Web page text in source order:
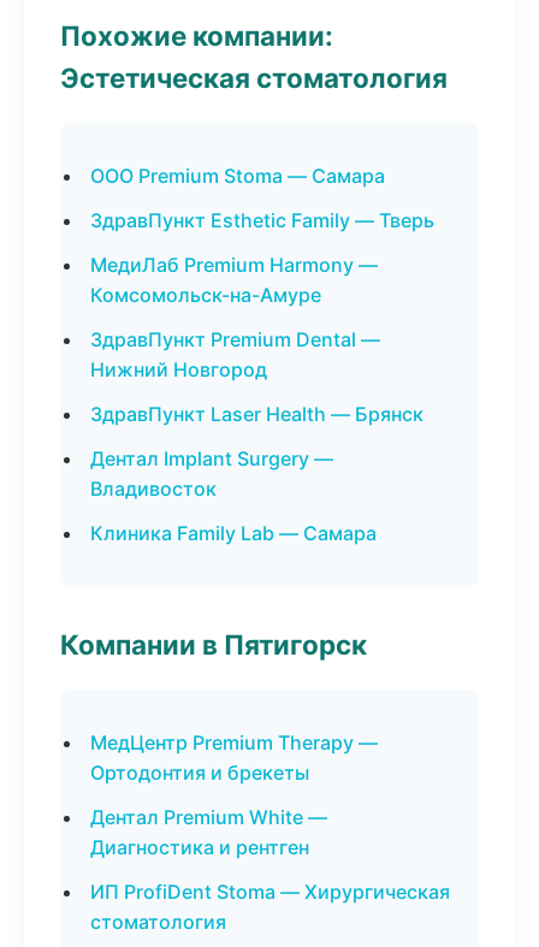
Похожие компании:
Эстетическая стоматология
ООО Premium Stoma — Самара
ЗдравПункт Esthetic Family — Тверь
МедиЛаб Premium Harmony —
Комсомольск-на-Амуре
ЗдравПункт Premium Dental —
Нижний Новгород
ЗдравПункт Laser Health — Брянск
Дентал Implant Surgery —
Владивосток
Клиника Family Lab — Самара
Компании в Пятигорск
МедЦентр Premium Therapy —
Ортодонтия и брекеты
Дентал Premium White —
Диагностика и рентген
ИП ProfiDent Stoma — Хирургическая
стоматология